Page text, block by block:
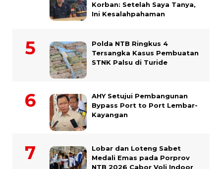
Korban: Setelah Saya Tanya,
Ini Kesalahpahaman
Polda NTB Ringkus 4
Tersangka Kasus Pembuatan
STNK Palsu di Turide
AHY Setujui Pembangunan
Bypass Port to Port Lembar-
Kayangan
Lobar dan Loteng Sabet
Medali Emas pada Porprov
NTB 2026 Cabor Voli Indoor